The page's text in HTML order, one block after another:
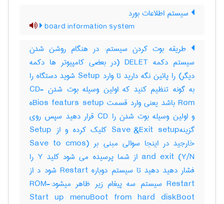
سیستم اطلاعات بورد
board information system
طریقه بوت کردن سیستم: در هنگام روشن شدن
سیستم دکمه DELET (در بعضی کامپیوتر ها دکمه
دیگر) را پائین نگه دارید تا وارد Setup شوید دستگاه را
به گونه تنظیم کنید که اولین وسیله بوت شدن CD-
Rom باشد یعنی وارد قسمت Bios featurs setupه
و اولین وسیله بوت شدن را CD قرار دهید سپس روی
گزینهSave &Exit setup کلیک کرده و از Setup
خارجید در اینجا سوالی مبنی بر (Save to cmos
and exit (Y/N از شما پرسیده می شود کلید Y را
فشار دهید دهید تا سیستم دوباره Restart شود د از
Restart سیستم سه پیغام زیر ظاهر میشود:-ROM
Start up menuBoot from hard diskBoot